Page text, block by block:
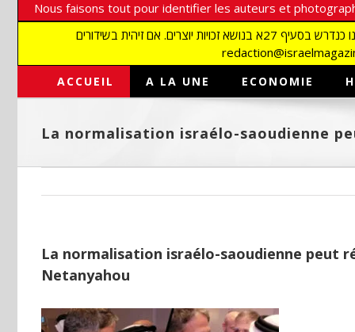
Nous faisons tout pour identifier les auteurs et
אנו עושים הכל כדי לזהות סופרים וצלמים על מנת לכבד את זכויותיהם. אנו מכבדים זכויות יוצרים ושואפים לאתר את בעלי הזכויות בתמונות המגיעות אלינו כנדרש בסעיף 27א בנושא זכויות יוצרים. אם זיהית בשידורים
ACCUEIL A LA UNE ECONOMIE
La normalisation israélo-saoudienne
La normalisation israélo-saoudienne peut
Netanyahou